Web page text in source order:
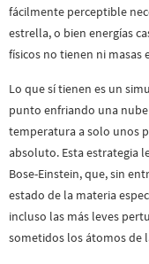
fácilmente perceptible
estrella, o bien energías
físicos no tienen ni masas
Lo que sí tienen es un
punto enfriando una
temperatura a solo unos
absoluto. Esta estrategia
Bose-Einstein, que, sin
estado de la materia
incluso las más leves
sometidos los átomos de